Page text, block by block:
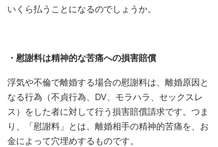
いくら払うことになるのでしょうか。
・慰謝料は精神的な苦痛への損害賠償
浮気や不倫で離婚する場合の慰謝料は、離婚原因と
なる行為（不貞行為、DV、モラハラ、セックスレ
ス）をした者に対して行う損害賠償請求です。つま
り、「慰謝料」とは、離婚相手の精神的苦痛を、お
金によって穴埋めするものです。